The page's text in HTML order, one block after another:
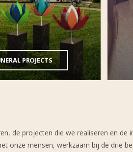
PROJECTS
de projecten die we realiseren en de
onze mensen, werkzaam bij de drie